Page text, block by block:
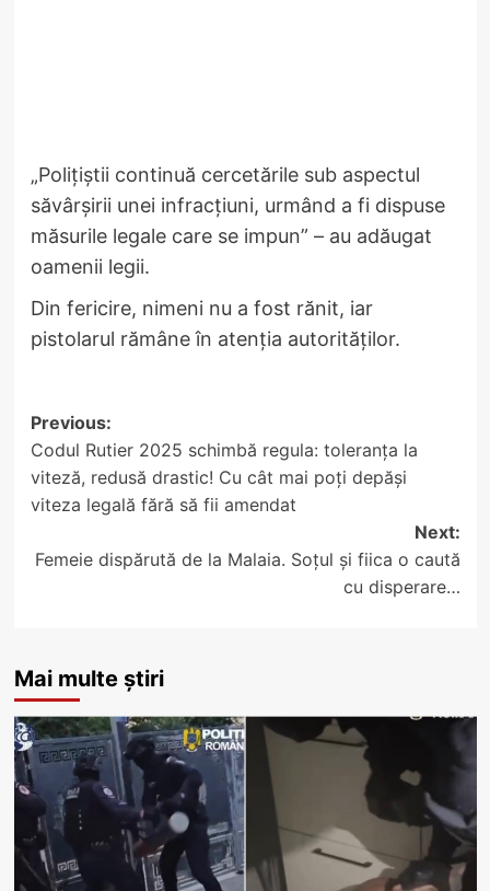
„Polițiștii continuă cercetările sub aspectul
săvârșirii unei infracțiuni, urmând a fi dispuse
măsurile legale care se impun” – au adăugat
oamenii legii.
Din fericire, nimeni nu a fost rănit, iar
pistolarul rămâne în atenția autorităților.
Post
navigation
Previous:
Codul Rutier 2025 schimbă regula: toleranța la
viteză, redusă drastic! Cu cât mai poți depăși
viteza legală fără să fii amendat
Next:
Femeie dispărută de la Malaia. Soțul și fiica o caută
cu disperare…
Mai multe știri